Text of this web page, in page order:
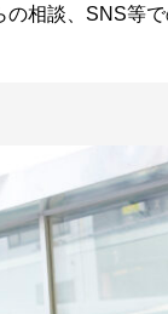
の相談、SNS等